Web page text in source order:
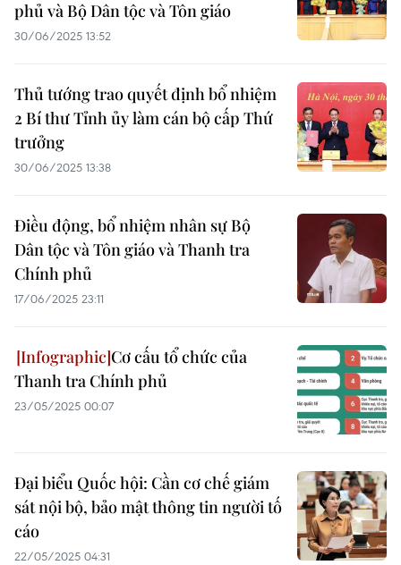
phủ và Bộ Dân tộc và Tôn giáo
30/06/2025 13:52
Thủ tướng trao quyết định bổ nhiệm
2 Bí thư Tỉnh ủy làm cán bộ cấp Thứ
trưởng
30/06/2025 13:38
Điều động, bổ nhiệm nhân sự Bộ
Dân tộc và Tôn giáo và Thanh tra
Chính phủ
17/06/2025 23:11
Cơ cấu tổ chức của
Thanh tra Chính phủ
23/05/2025 00:07
Đại biểu Quốc hội: Cần cơ chế giám
sát nội bộ, bảo mật thông tin người tố
cáo
22/05/2025 04:31